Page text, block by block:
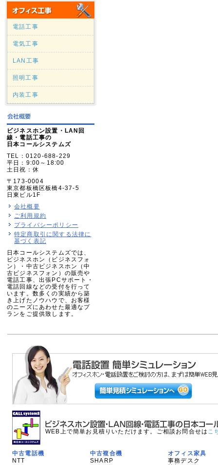
電話工事
電気工事
LAN工事
照明工事
内装工事
ビジネスホン設置・LAN回
線・電話工事の
日本コールシステムズ
TEL：0120-688-229
平日：9:00～18:00
土日祝：休
〒173-0004
東京都板橋区板橋4-37-5
日東ビル1F
会社概要
ご利用規約
プライバシーポリシー
特定商取引に関する法律に
基づく表記
日本コールシステムズでは、
ビジネスホン（ビジネスフォ
ン）・中古ビジネスホン（中
古ビジネスフォン）の販売や
電話工事、出張PCサポート・
電話回線などの受付を行って
います。数多くの実績から築
き上げたノウハウで、お客様
のニーズにあわせた最適なプ
ランをご提供致します。
WEB上で簡単お見積りいただけます。ご相談お問合せは こ
中古電話機
NTT
中古複合機
SHARP
オフィス家具
事務デスク